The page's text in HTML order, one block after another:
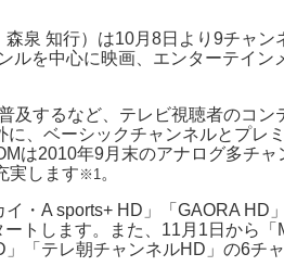
泉 知行）は10月8日より9チャン
を中心に映画、エンターテイン
及するなど、テレビ視聴者のコン
、ベーシックチャンネルとプレ
は2010年9月末のアナログ多チャ
実します ※1 。
・A sports+ HD」「GAORA HD
トします。また、11月1日から「
「テレ朝チャンネルHD」の6チ